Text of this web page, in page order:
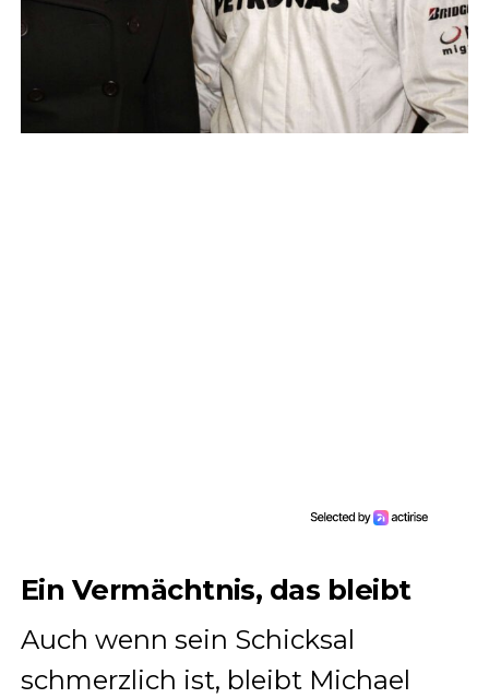
Ein Vermächtnis, das bleibt
Auch wenn sein Schicksal
schmerzlich ist, bleibt Michael